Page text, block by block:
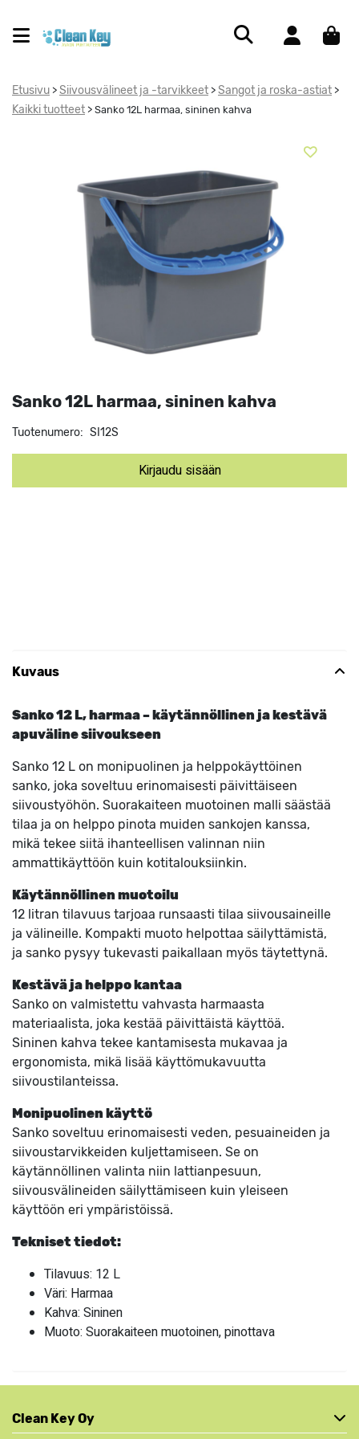
Etusivu > Siivousvälineet ja -tarvikkeet > Sangot ja roska-astiat >
Kaikki tuotteet > Sanko 12L harmaa, sininen kahva
Sanko 12L harmaa, sininen kahva
Tuotenumero: SI12S
Kirjaudu sisään
Kuvaus
Sanko 12 L, harmaa – käytännöllinen ja kestävä
apuväline siivoukseen
Sanko 12 L on monipuolinen ja helppokäyttöinen
sanko, joka soveltuu erinomaisesti päivittäiseen
siivoustyöhön. Suorakaiteen muotoinen malli säästää
tilaa ja on helppo pinota muiden sankojen kanssa,
mikä tekee siitä ihanteellisen valinnan niin
ammattikäyttöön kuin kotitalouksiinkin.
Käytännöllinen muotoilu
12 litran tilavuus tarjoaa runsaasti tilaa siivousaineille
ja välineille. Kompakti muoto helpottaa säilyttämistä,
ja sanko pysyy tukevasti paikallaan myös täytettynä.
Kestävä ja helppo kantaa
Sanko on valmistettu vahvasta harmaasta
materiaalista, joka kestää päivittäistä käyttöä.
Sininen kahva tekee kantamisesta mukavaa ja
ergonomista, mikä lisää käyttömukavuutta
siivoustilanteissa.
Monipuolinen käyttö
Sanko soveltuu erinomaisesti veden, pesuaineiden ja
siivoustarvikkeiden kuljettamiseen. Se on
käytännöllinen valinta niin lattianpesuun,
siivousvälineiden säilyttämiseen kuin yleiseen
käyttöön eri ympäristöissä.
Tekniset tiedot:
Tilavuus: 12 L
Väri: Harmaa
Kahva: Sininen
Muoto: Suorakaiteen muotoinen, pinottava
Clean Key Oy